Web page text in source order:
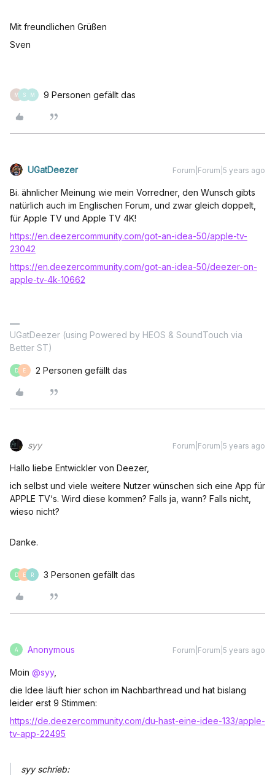
Mit freundlichen Grüßen
Sven
M S M 9 Personen gefällt das
UGatDeezer Forum|Forum|5 years ago
Bi. ähnlicher Meinung wie mein Vorredner, den Wunsch gibts
natürlich auch im Englischen Forum, und zwar gleich doppelt,
für Apple TV und Apple TV 4K!
https://en.deezercommunity.com/got-an-idea-50/apple-tv-
23042
https://en.deezercommunity.com/got-an-idea-50/deezer-on-
apple-tv-4k-10662
UGatDeezer (using Powered by HEOS & SoundTouch via
Better ST)
D E 2 Personen gefällt das
syy Forum|Forum|5 years ago
Hallo liebe Entwickler von Deezer,
ich selbst und viele weitere Nutzer wünschen sich eine App für
APPLE TV‘s. Wird diese kommen? Falls ja, wann? Falls nicht,
wieso nicht?
Danke.
D E R 3 Personen gefällt das
A Anonymous Forum|Forum|5 years ago
Moin @syy,
die Idee läuft hier schon im Nachbarthread und hat bislang
leider erst 9 Stimmen:
https://de.deezercommunity.com/du-hast-eine-idee-133/apple-
tv-app-22495
syy schrieb: